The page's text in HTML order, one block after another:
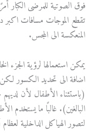
فوق الصوتية للمرضى الكبار
تقطع الموجات مسافات اكبر
المنعكسة الى المجس.
يمكن استعمالها لرؤية الجزء
اضافة الى تحديد الكسور لكن
(باستثناء الأطفال لأن
البالغين). غالبًا ما يستخدم
لتصور الهياكل الداخلية